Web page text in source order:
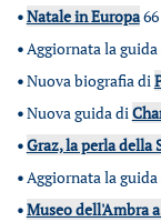
•Natale in Europa
•Aggiornata la
•Nuova biografia di
•Nuova guida di
•Graz, la perla della
•Aggiornata la
•Museo dell'Ambra